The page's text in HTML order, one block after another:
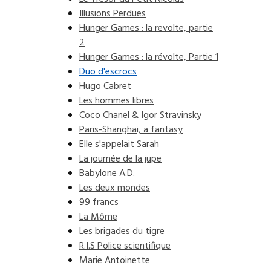
Illusions Perdues
Hunger Games : la revolte, partie
2
Hunger Games : la révolte, Partie 1
Duo d'escrocs
Hugo Cabret
Les hommes libres
Coco Chanel & Igor Stravinsky
Paris-Shanghai, a fantasy
Elle s'appelait Sarah
La journée de la jupe
Babylone A.D.
Les deux mondes
99 francs
La Môme
Les brigades du tigre
R.I.S Police scientifique
Marie Antoinette